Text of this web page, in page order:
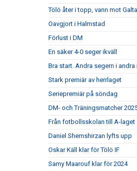
Tölö åter i topp, vann mot
Oavgjort i Halmstad
Förlust i DM
En säker 4-0 seger ikväll
Bra start. Andra segern i andra
Stark premiär av herrlaget
Seriepremiär på söndag
DM- och Träningsmatcher
Från fotbollsskolan till A-laget
Daniel Shemshirzan lyfts upp
Oskar Käll klar för Tölö IF
Samy Maarouf klar för 2024